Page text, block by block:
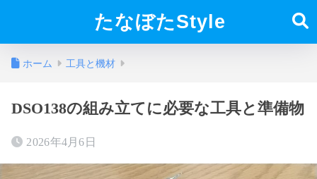
たなぼたStyle
ホーム 工具と機材
DSO138の組み立てに必要な工具と準備物
2026年4月6日